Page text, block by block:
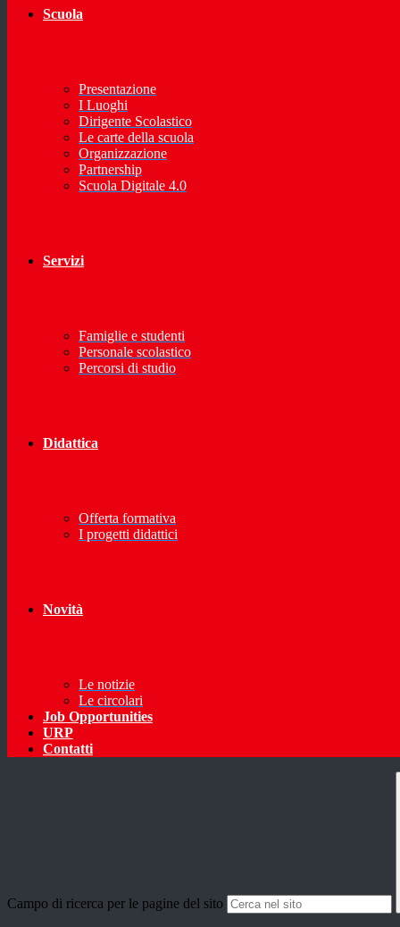
Scuola
Presentazione
I Luoghi
Dirigente Scolastico
Le carte della scuola
Organizzazione
Partnership
Scuola Digitale 4.0
Servizi
Famiglie e studenti
Personale scolastico
Percorsi di studio
Didattica
Offerta formativa
I progetti didattici
Novità
Le notizie
Le circolari
Job Opportunities
URP
Contatti
Campo di ricerca per le pagine del sito